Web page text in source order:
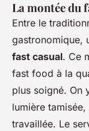
La montée du
Entre le
gastronomique,
fast casual. Ce
fast food à la
plus soigné. On
lumière
travaillée. Le